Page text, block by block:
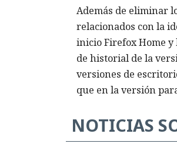
Además de eliminar
relacionados con la
inicio Firefox Home
de historial de la
versiones de
que en la versión
NOTICIAS